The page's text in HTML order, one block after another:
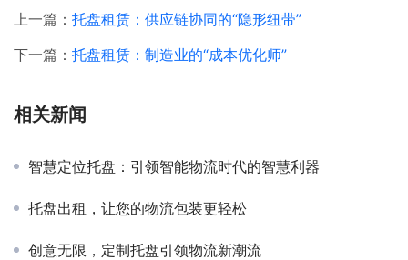
上一篇： 托盘租赁：供应链协同的“隐形纽带”
下一篇： 托盘租赁：制造业的“成本优化师”
相关新闻
智慧定位托盘：引领智能物流时代的智慧利器
托盘出租，让您的物流包装更轻松
创意无限，定制托盘引领物流新潮流